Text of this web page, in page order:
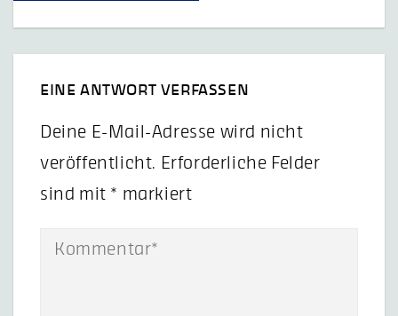
EINE ANTWORT VERFASSEN
Deine E-Mail-Adresse wird nicht
veröffentlicht. Erforderliche Felder
sind mit * markiert